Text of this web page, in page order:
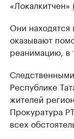
«Локалкитчен»
Они
оказывают
реанимацию, в
Республике
жителей
Прокуратура
всех